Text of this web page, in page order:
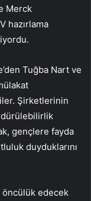
Merck
hazırlama
Tuğba Nart ve
Şirketlerinin
gençlere fayda
duyduklarını
öncülük edecek